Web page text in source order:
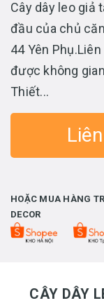
Cây dây leo giả
đầu của chủ
44 Yên
được không
Thiết...
HOẶC MUA HÀNG
DECOR
CÂY DÂY